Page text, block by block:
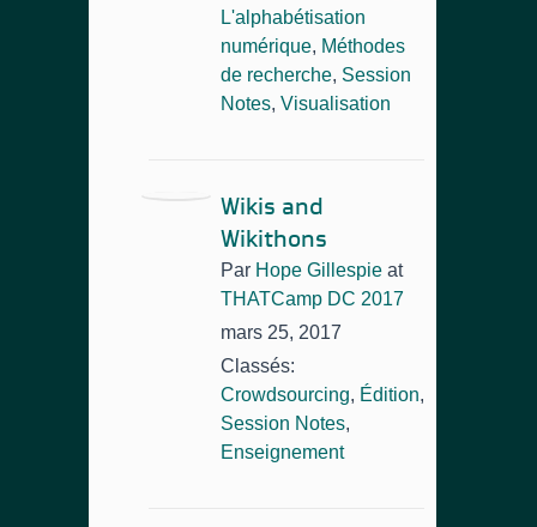
L'alphabétisation
numérique, Méthodes
de recherche, Session
Notes, Visualisation
Wikis and
Wikithons
Par Hope Gillespie at
THATCamp DC 2017
mars 25, 2017
Classés:
Crowdsourcing, Édition,
Session Notes,
Enseignement